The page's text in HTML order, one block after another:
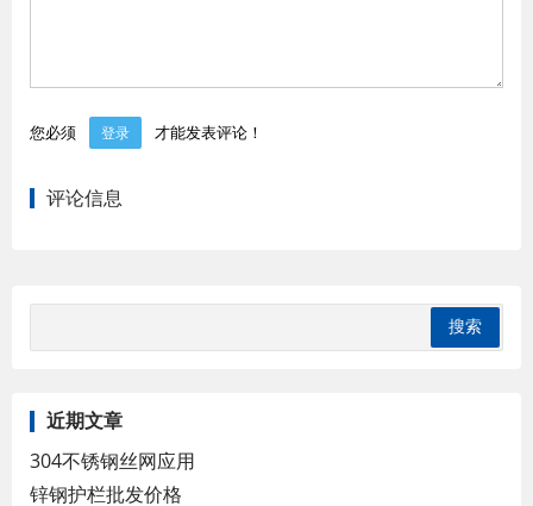
您必须 登录 才能发表评论！
评论信息
近期文章
304不锈钢丝网应用
锌钢护栏批发价格